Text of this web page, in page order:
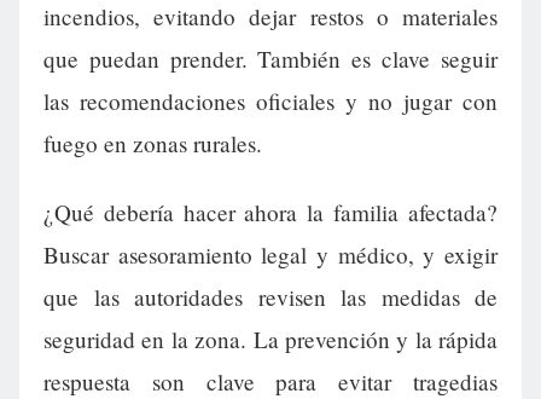
incendios, evitando dejar restos o materiales
que puedan prender. También es clave seguir
las recomendaciones oficiales y no jugar con
fuego en zonas rurales.
¿Qué debería hacer ahora la familia afectada?
Buscar asesoramiento legal y médico, y exigir
que las autoridades revisen las medidas de
seguridad en la zona. La prevención y la rápida
respuesta son clave para evitar tragedias